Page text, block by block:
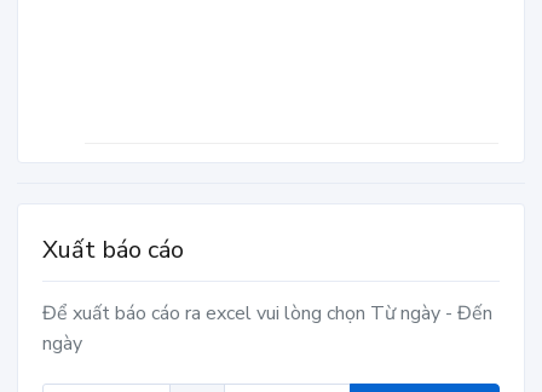
Xuất báo cáo
Để xuất báo cáo ra excel vui lòng chọn Từ ngày - Đến
ngày